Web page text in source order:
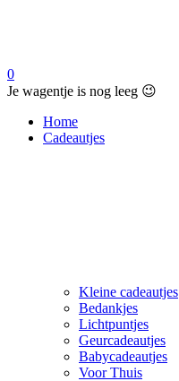
0
Je wagentje is nog leeg 😉
Home
Cadeautjes
Kleine cadeautjes
Bedankjes
Lichtpuntjes
Geurcadeautjes
Babycadeautjes
Voor Thuis